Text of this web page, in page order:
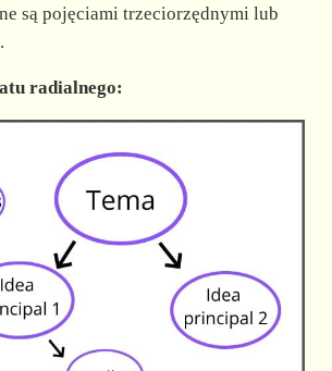
są pojęciami trzeciorzędnymi lub
radialnego: